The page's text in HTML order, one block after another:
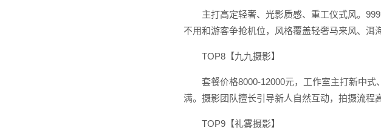
主打高定轻奢、光影质感、重工仪式风。
不用和游客争抢机位，风格覆盖轻奢马来风、洱
TOP8【九九摄影】
套餐价格8000-12000元，工作室主打新中
满。摄影团队擅长引导新人自然互动，拍摄流程
TOP9【礼雾摄影】